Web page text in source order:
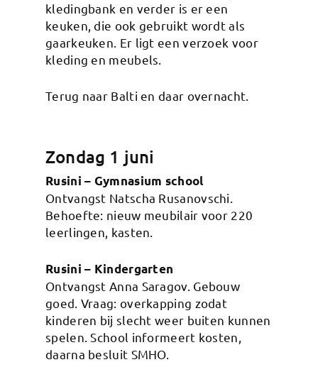
kledingbank en verder is er een
keuken, die ook gebruikt wordt als
gaarkeuken. Er ligt een verzoek voor
kleding en meubels.
Terug naar Balti en daar overnacht.
Zondag 1 juni
Rusini – Gymnasium school
Ontvangst Natscha Rusanovschi.
Behoefte: nieuw meubilair voor 220
leerlingen, kasten.
Rusini – Kindergarten
Ontvangst Anna Saragov. Gebouw
goed. Vraag: overkapping zodat
kinderen bij slecht weer buiten kunnen
spelen. School informeert kosten,
daarna besluit SMHO.